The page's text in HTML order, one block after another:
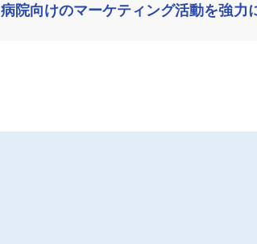
病院向けのマーケティング活動を強